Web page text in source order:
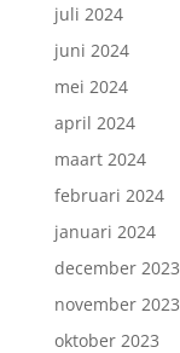
juli 2024
juni 2024
mei 2024
april 2024
maart 2024
februari 2024
januari 2024
december 2023
november 2023
oktober 2023